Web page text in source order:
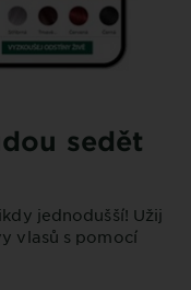
sedět
jednodušší! Užij
vlasů s pomocí